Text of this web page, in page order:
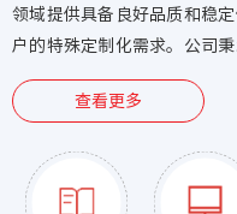
领域提供具备良好品质和稳
户的特殊定制化需求。公司
品和优质客户服务为理念，
质的一家科创技术型企业。
查看更多